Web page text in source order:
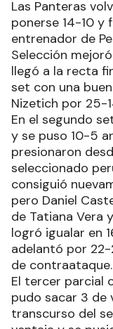
Las Panteras
ponerse 14-10 y
entrenador de
Selección
llegó a la recta
set con una
Nizetich por 25-
En el segundo
y se puso 10-5
presionaron
seleccionado
consiguió
pero Daniel
de Tatiana Vera
logró igualar en
adelantó por
de contraataque.
El tercer parcial
pudo sacar 3 de
transcurso del